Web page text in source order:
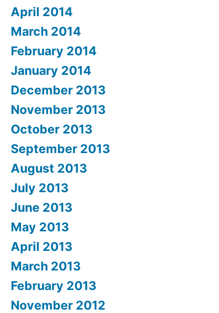
April 2014
March 2014
February 2014
January 2014
December 2013
November 2013
October 2013
September 2013
August 2013
July 2013
June 2013
May 2013
April 2013
March 2013
February 2013
November 2012